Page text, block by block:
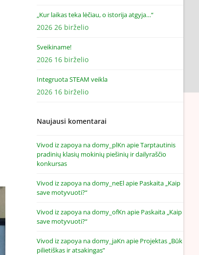
„Kur laikas teka lėčiau, o istorija atgyja…“
2026 26 birželio
Sveikiname!
2026 16 birželio
Integruota STEAM veikla
2026 16 birželio
Naujausi komentarai
Vivod iz zapoya na domy_plKn apieTarptautinis
pradinių klasių mokinių piešinių ir dailyraščio
konkursas
Vivod iz zapoya na domy_neElapie Paskaita „Kaip
save motyvuoti?“
Vivod iz zapoya na domy_ofKn apie Paskaita „Kaip
save motyvuoti?“
Vivod iz zapoya na domy_jaKn apie Projektas „Būk
pilietiškas ir atsakingas”